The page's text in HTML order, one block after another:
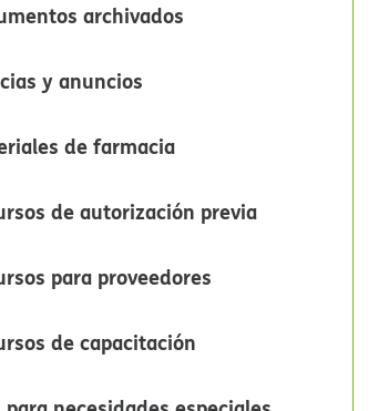
archivados​​
y anuncios​​
de farmacia​​
de autorización previa​​
para proveedores​​
de capacitación​​